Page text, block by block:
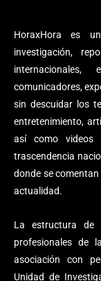
HoraxHora es
investigación,
internacionales,
comunicadores,
sin descuidar los
entretenimiento,
así como videos
trascendencia
donde se
actualidad.
La estructura de
profesionales de
asociación con
Unidad de